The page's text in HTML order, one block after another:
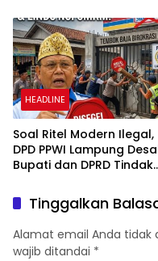
HEADLINE
Soal Ritel Modern Ilegal,
DPD PPWI Lampung
Bupati dan DPRD Tindak
No 02/2016
Tinggalkan
Alamat email Anda tidak
wajib ditandai *